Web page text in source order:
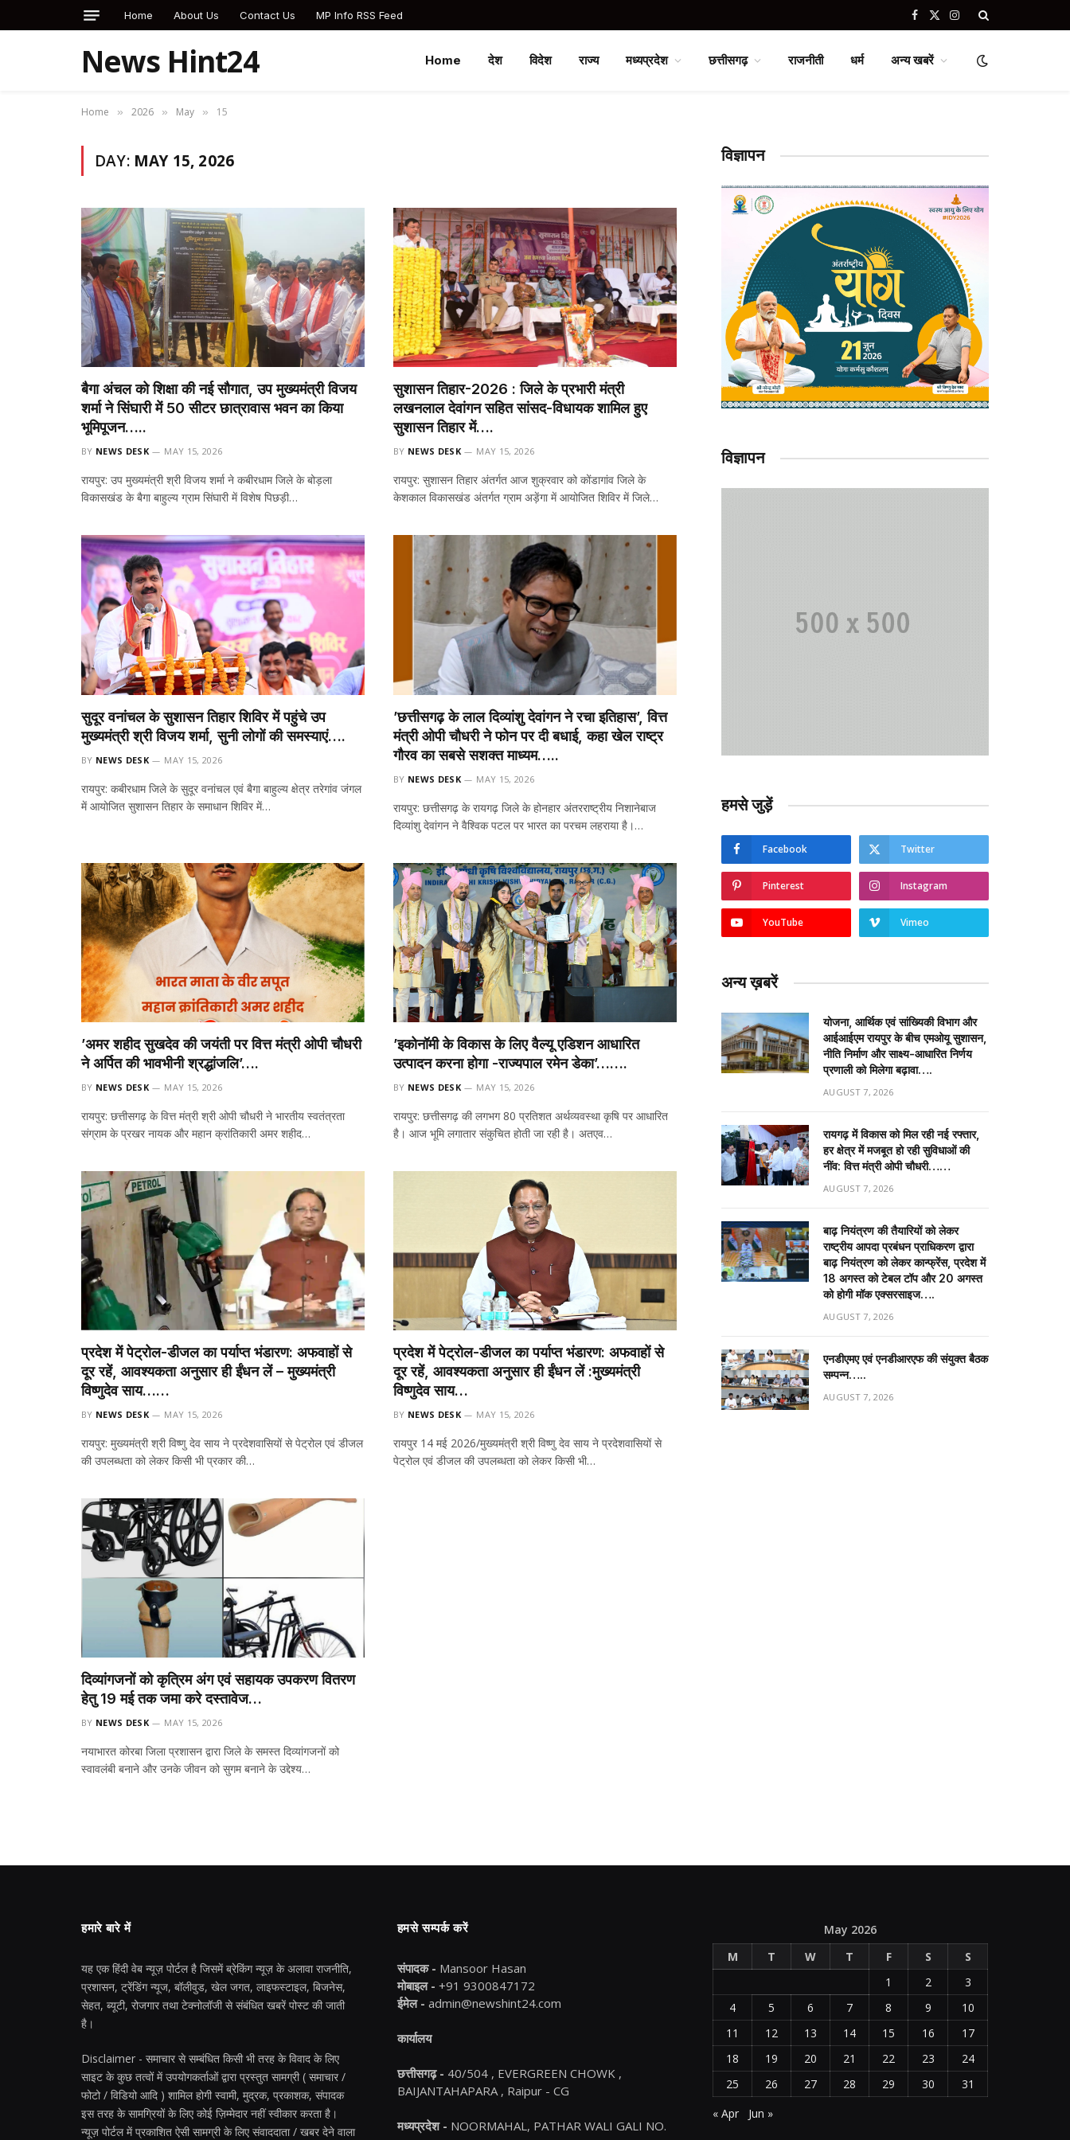
Home About Us Contact Us MP Info RSS Feed Facebook
X
Instagram
News Hint24 Home देश विदेश राज्य मध्यप्रदेश छत्तीसगढ़ राजनीती धर्म अन्य खबरें
Home » 2026 » May » 15
DAY: MAY 15, 2026
बैगा अंचल को शिक्षा की नई सौगात, उप मुख्यमंत्री विजय
शर्मा ने सिंघारी में 50 सीटर छात्रावास भवन का किया
भूमिपूजन…..
BY NEWS DESK MAY 15, 2026
रायपुर: उप मुख्यमंत्री श्री विजय शर्मा ने कबीरधाम जिले के बोड़ला
विकासखंड के बैगा बाहुल्य ग्राम सिंघारी में विशेष पिछड़ी…
सुशासन तिहार-2026 : जिले के प्रभारी मंत्री
लखनलाल देवांगन सहित सांसद-विधायक शामिल हुए
सुशासन तिहार में….
BY NEWS DESK MAY 15, 2026
रायपुर: सुशासन तिहार अंतर्गत आज शुक्रवार को कोंडागांव जिले के
केशकाल विकासखंड अंतर्गत ग्राम अड़ेंगा में आयोजित शिविर में जिले…
सुदूर वनांचल के सुशासन तिहार शिविर में पहुंचे उप
मुख्यमंत्री श्री विजय शर्मा, सुनी लोगों की समस्याएं….
BY NEWS DESK MAY 15, 2026
रायपुर: कबीरधाम जिले के सुदूर वनांचल एवं बैगा बाहुल्य क्षेत्र तरेगांव जंगल
में आयोजित सुशासन तिहार के समाधान शिविर में…
’छत्तीसगढ़ के लाल दिव्यांशु देवांगन ने रचा इतिहास’, वित्त
मंत्री ओपी चौधरी ने फोन पर दी बधाई, कहा खेल राष्ट्र
गौरव का सबसे सशक्त माध्यम…..
BY NEWS DESK MAY 15, 2026
रायपुर: छत्तीसगढ़ के रायगढ़ जिले के होनहार अंतरराष्ट्रीय निशानेबाज
दिव्यांशु देवांगन ने वैश्विक पटल पर भारत का परचम लहराया है।…
’अमर शहीद सुखदेव की जयंती पर वित्त मंत्री ओपी चौधरी
ने अर्पित की भावभीनी श्रद्धांजलि’….
BY NEWS DESK MAY 15, 2026
रायपुर: छत्तीसगढ़ के वित्त मंत्री श्री ओपी चौधरी ने भारतीय स्वतंत्रता
संग्राम के प्रखर नायक और महान क्रांतिकारी अमर शहीद…
’इकोनॉमी के विकास के लिए वैल्यू एडिशन आधारित
उत्पादन करना होगा -राज्यपाल रमेन डेका’…….
BY NEWS DESK MAY 15, 2026
रायपुर: छत्तीसगढ़ की लगभग 80 प्रतिशत अर्थव्यवस्था कृषि पर आधारित
है। आज भूमि लगातार संकुचित होती जा रही है। अतएव…
प्रदेश में पेट्रोल-डीजल का पर्याप्त भंडारण: अफवाहों से
दूर रहें, आवश्यकता अनुसार ही ईंधन लें – मुख्यमंत्री
विष्णुदेव साय……
BY NEWS DESK MAY 15, 2026
रायपुर: मुख्यमंत्री श्री विष्णु देव साय ने प्रदेशवासियों से पेट्रोल एवं डीजल
की उपलब्धता को लेकर किसी भी प्रकार की…
प्रदेश में पेट्रोल-डीजल का पर्याप्त भंडारण: अफवाहों से
दूर रहें, आवश्यकता अनुसार ही ईंधन लें :मुख्यमंत्री
विष्णुदेव साय…
BY NEWS DESK MAY 15, 2026
रायपुर 14 मई 2026/मुख्यमंत्री श्री विष्णु देव साय ने प्रदेशवासियों से
पेट्रोल एवं डीजल की उपलब्धता को लेकर किसी भी…
दिव्यांगजनों को कृत्रिम अंग एवं सहायक उपकरण वितरण
हेतु 19 मई तक जमा करे दस्तावेज…
BY NEWS DESK MAY 15, 2026
नयाभारत कोरबा जिला प्रशासन द्वारा जिले के समस्त दिव्यांगजनों को
स्वावलंबी बनाने और उनके जीवन को सुगम बनाने के उद्देश्य…
विज्ञापन
विज्ञापन
हमसे जुड़ें
Facebook Twitter
Pinterest Instagram
YouTube Vimeo
अन्य ख़बरें
योजना, आर्थिक एवं सांख्यिकी विभाग और
आईआईएम रायपुर के बीच एमओयू सुशासन,
नीति निर्माण और साक्ष्य-आधारित निर्णय
प्रणाली को मिलेगा बढ़ावा….
AUGUST 7, 2026
रायगढ़ में विकास को मिल रही नई रफ्तार,
हर क्षेत्र में मजबूत हो रही सुविधाओं की
नींव: वित्त मंत्री ओपी चौधरी……
AUGUST 7, 2026
बाढ़ नियंत्रण की तैयारियों को लेकर
राष्ट्रीय आपदा प्रबंधन प्राधिकरण द्वारा
बाढ़ नियंत्रण को लेकर कान्फ्रेंस, प्रदेश में
18 अगस्त को टेबल टॉप और 20 अगस्त
को होगी मॉक एक्सरसाइज….
AUGUST 7, 2026
एनडीएमए एवं एनडीआरएफ की संयुक्त बैठक
सम्पन्न…..
AUGUST 7, 2026
हमारे बारे में
यह एक हिंदी वेब न्यूज़ पोर्टल है जिसमें ब्रेकिंग न्यूज़ के अलावा राजनीति,
प्रशासन, ट्रेंडिंग न्यूज, बॉलीवुड, खेल जगत, लाइफस्टाइल, बिजनेस,
सेहत, ब्यूटी, रोजगार तथा टेक्नोलॉजी से संबंधित खबरें पोस्ट की जाती
है।
Disclaimer - समाचार से सम्बंधित किसी भी तरह के विवाद के लिए
साइट के कुछ तत्वों में उपयोगकर्ताओं द्वारा प्रस्तुत सामग्री ( समाचार /
फोटो / विडियो आदि ) शामिल होगी स्वामी, मुद्रक, प्रकाशक, संपादक
इस तरह के सामग्रियों के लिए कोई ज़िम्मेदार नहीं स्वीकार करता है।
न्यूज़ पोर्टल में प्रकाशित ऐसी सामग्री के लिए संवाददाता / खबर देने वाला
हमसे सम्पर्क करें
संपादक - Mansoor Hasan
मोबाइल - +91 9300847172
ईमेल - admin@newshint24.com
कार्यालय
छत्तीसगढ़ - 40/504 , EVERGREEN CHOWK ,
BAIJANTAHAPARA , Raipur - CG
मध्यप्रदेश - NOORMAHAL, PATHAR WALI GALI NO.
May 2026
M
T W T F S
S
1
2
3
4
5 6 7 8 9
10
11
12 13 14 15 16
17
18
19 20 21 22 23
24
25
26 27 28 29 30
31
« Apr
Jun »